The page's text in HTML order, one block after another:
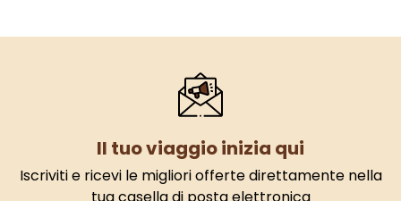
Il tuo viaggio inizia qui
Iscriviti e ricevi le migliori offerte direttamente nella
tua casella di posta elettronica